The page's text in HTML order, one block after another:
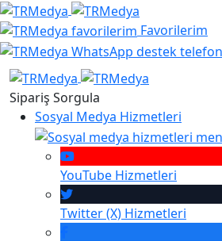
Favorilerim
Sipariş Sorgula
Sosyal Medya Hizmetleri
YouTube Hizmetleri
Twitter (X) Hizmetleri